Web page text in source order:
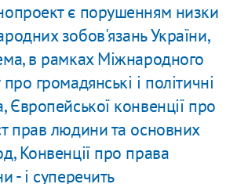
є порушенням низки
зобов'язань України,
в рамках Міжнародного
про громадянські і політичні
Європейської конвенції про
прав людини та основних
Конвенції про права
- і суперечить